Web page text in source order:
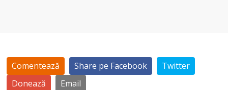
Comentează Share pe Facebook
Twitter
Donează
Email